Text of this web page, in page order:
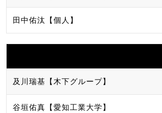
販売品一覧
田中佑汰【個人】
及川瑞基【木下グループ】
谷垣佑真【愛知工業大学】